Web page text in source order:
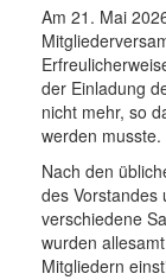
Am 21. Mai
der Einladung
nicht mehr, so
werden musste.
Nach den
des Vorstandes
verschiedene
wurden
Mitgliedern